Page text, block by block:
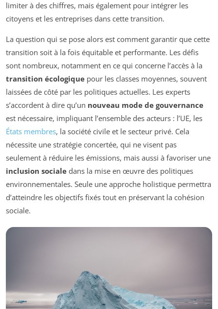
limiter à des chiffres, mais également pour intégrer les
citoyens et les entreprises dans cette transition.
La question qui se pose alors est comment garantir que cette
transition soit à la fois équitable et performante. Les défis
sont nombreux, notamment en ce qui concerne l’accès à la
transition écologique pour les classes moyennes, souvent
laissées de côté par les politiques actuelles. Les experts
s’accordent à dire qu’un nouveau mode de gouvernance
est nécessaire, impliquant l’ensemble des acteurs : l’UE, les
États membres, la société civile et le secteur privé. Cela
nécessite une stratégie concertée, qui ne visent pas
seulement à réduire les émissions, mais aussi à favoriser une
inclusion sociale dans la mise en œuvre des politiques
environnementales. Seule une approche holistique permettra
d’atteindre les objectifs fixés tout en préservant la cohésion
sociale.